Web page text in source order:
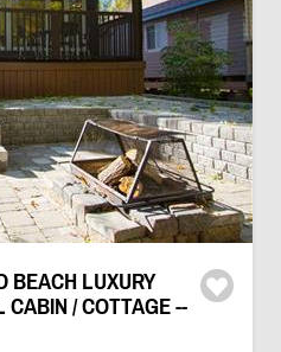
BEACH LUXURY
CABIN / COTTAGE --